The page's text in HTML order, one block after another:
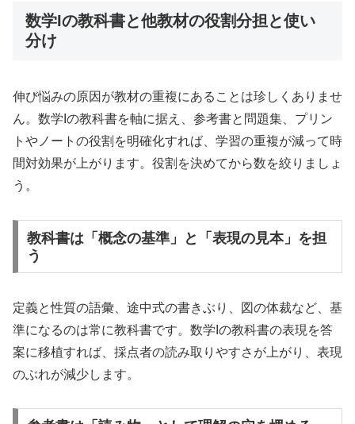
数学Iの教科書と他教材の役割分担と使い
分け
伸び悩みの原因が教材の重複にあることは珍しくありませ
ん。数学Iの教科書を軸に据え、参考書と問題集、プリン
トやノートの役割を明確化すれば、学習の重複が減って時
間対効果が上がります。役割を決めてから数を絞りましょ
う。
教科書は「概念の基準」と「表現の見本」を担
う
定義と性質の語彙、途中式の書きぶり、図の体裁など、基
準になるのは常に教科書です。数学Iの教科書の表現を答
案に移植すれば、採点者の読み取りやすさが上がり、表現
のぶれが減少します。